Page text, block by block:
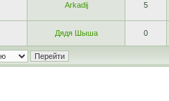
Arkadij 5
Дядя Шыша 0